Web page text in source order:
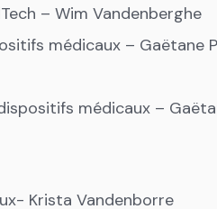
– Wim Vandenberghe
médicaux – Gaëtane
médicaux –
Krista Vandenborre